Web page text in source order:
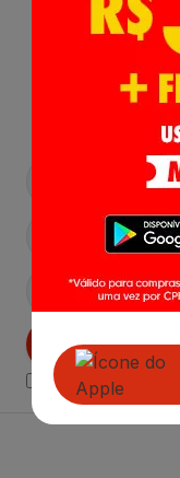
Declaro estar ciente